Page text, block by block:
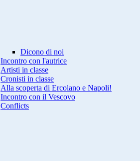
Dicono di noi
Incontro con l'autrice
Artisti in classe
Cronisti in classe
Alla scoperta di Ercolano e Napoli!
Incontro con il Vescovo
Conflicts